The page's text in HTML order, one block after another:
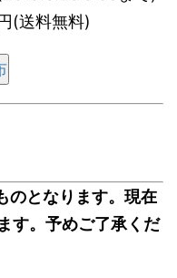
(送料無料)
のとなります。現在
す。予めご了承くだ